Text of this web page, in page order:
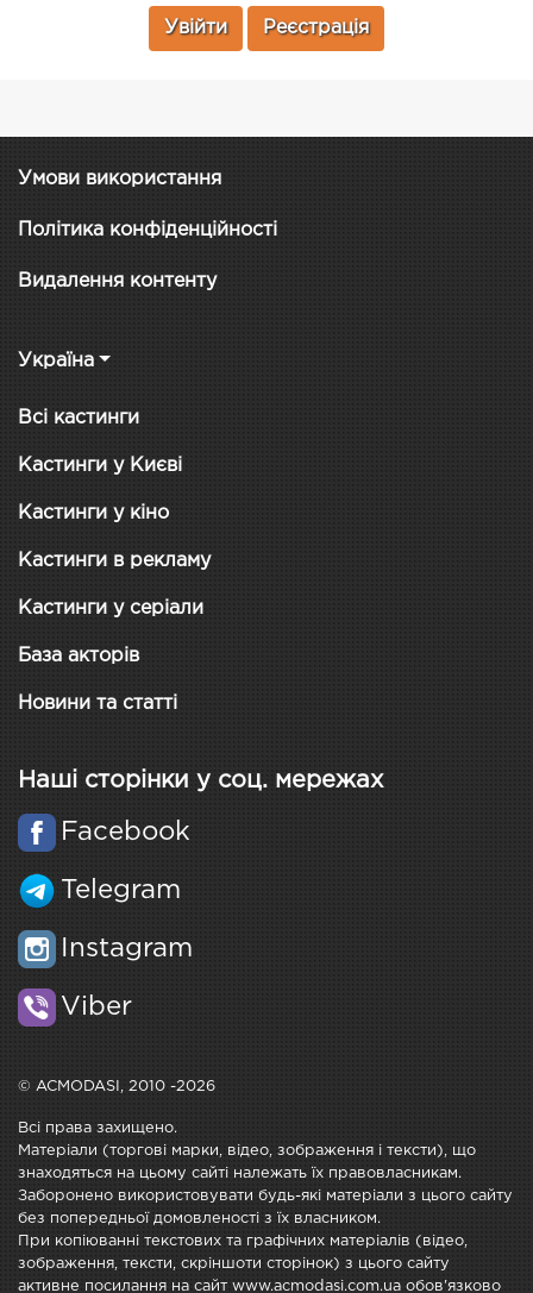
Увійти Реєстрація
Умови використання
Політика конфіденційності
Видалення контенту
Україна
Всі кастинги
Кастинги у Києві
Кастинги у кіно
Кастинги в рекламу
Кастинги у серіали
База акторів
Новини та статті
Наші сторінки у соц. мережах
Facebook
Telegram
Instagram
Viber
© ACMODASI, 2010 -2026
Всі права захищено.
Матеріали (торгові марки, відео, зображення і тексти), що
знаходяться на цьому сайті належать їх правовласникам.
Заборонено використовувати будь-які матеріали з цього сайту
без попередньої домовленості з їх власником.
При копіюванні текстових та графічних матеріалів (відео,
зображення, тексти, скріншоти сторінок) з цього сайту
активне посилання на сайт www.acmodasi.com.ua обов'язково